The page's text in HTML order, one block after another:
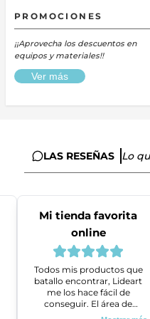
PROMOCIONES
¡¡Aprovecha los descuentos en
equipos y materiales!!
Ver más
LAS RESEÑAS Lo
Mi tienda favorita
online
Todos mis productos que
batallo encontrar, Lideart
me los hace fácil de
conseguir. El área de
ventas es super amable y